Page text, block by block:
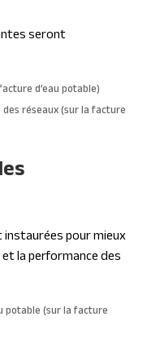
seront
d’eau potable)
réseaux (sur la facture
pour mieux
la performance des
potable (sur la facture